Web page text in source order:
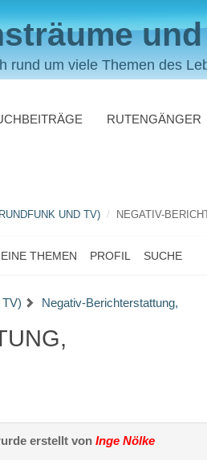
rund um viele Themen des
RUTENGÄNGER
UND TV) NEGATIV-
THEMEN PROFIL SUCHE
Negativ-Berichterstattung,
erstellt vonInge Nölke